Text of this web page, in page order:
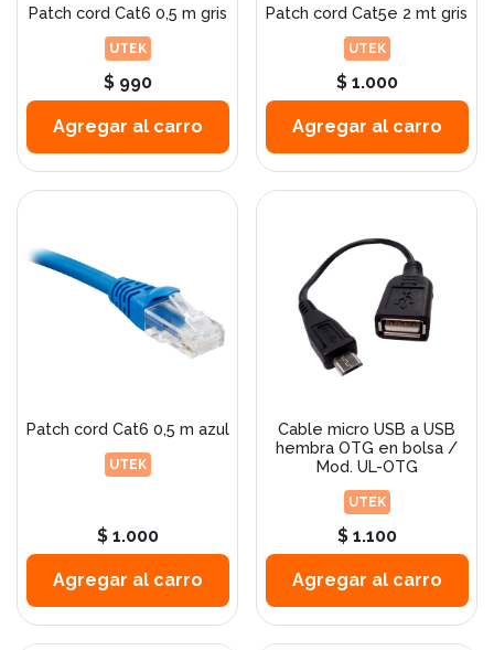
Patch cord Cat6 0,5 m gris
UTEK
$ 990
Agregar al carro
Patch cord Cat5e 2 mt gris
UTEK
$ 1.000
Agregar al carro
Patch cord Cat6 0,5 m azul
UTEK
$ 1.000
Agregar al carro
Cable micro USB a USB
hembra OTG en bolsa /
Mod. UL-OTG
UTEK
$ 1.100
Agregar al carro